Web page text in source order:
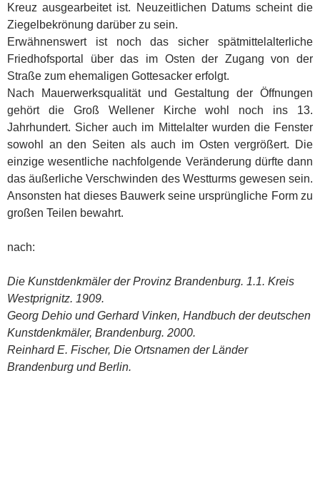
Kreuz ausgearbeitet ist. Neuzeitlichen Datums scheint die
Ziegelbekrönung darüber zu sein.
Erwähnenswert ist noch das sicher spätmittelalterliche
Friedhofsportal über das im Osten der Zugang von der
Straße zum ehemaligen Gottesacker erfolgt.
Nach Mauerwerksqualität und Gestaltung der Öffnungen
gehört die Groß Wellener Kirche wohl noch ins 13.
Jahrhundert. Sicher auch im Mittelalter wurden die Fenster
sowohl an den Seiten als auch im Osten vergrößert. Die
einzige wesentliche nachfolgende Veränderung dürfte dann
das äußerliche Verschwinden des Westturms gewesen sein.
Ansonsten hat dieses Bauwerk seine ursprüngliche Form zu
großen Teilen bewahrt.
nach:
Die Kunstdenkmäler der Provinz Brandenburg. 1.1. Kreis
Westprignitz. 1909.
Georg Dehio und Gerhard Vinken, Handbuch der deutschen
Kunstdenkmäler, Brandenburg. 2000.
Reinhard E. Fischer, Die Ortsnamen der Länder
Brandenburg und Berlin.